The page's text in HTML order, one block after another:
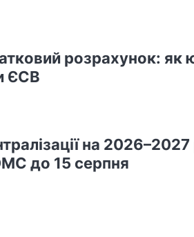
розрахунок: як
ЄСВ
на
до 15 серпня